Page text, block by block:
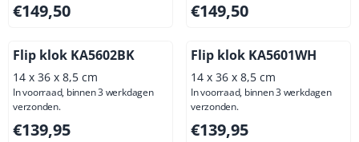
Prijs: 149,50, exclusief btw: 123,55
€149,50 Prijs: 149,50, exclusief btw:
€149,50
Flip klok KA5602BK
14 x 36 x 8,5 cm
In voorraad, binnen 3 werkdagen
verzonden.
Prijs: 139,95, exclusief btw: 115,66
€139,95
Flip klok KA5601WH
14 x 36 x 8,5 cm
In voorraad, binnen 3 werkdagen
verzonden.
Prijs: 139,95, exclusief btw:
€139,95